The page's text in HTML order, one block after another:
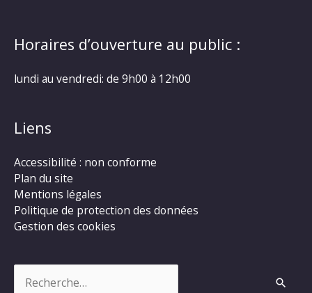
Horaires d’ouverture au public :
lundi au vendredi: de 9h00 à 12h00
Liens
Accessibilité : non conforme
Plan du site
Mentions légales
Politique de protection des données
Gestion des cookies